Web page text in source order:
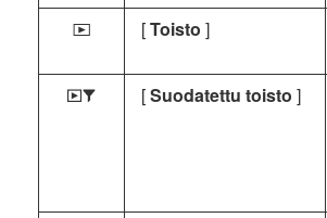
K [Toisto ]
Y [Suodatettu toisto ]